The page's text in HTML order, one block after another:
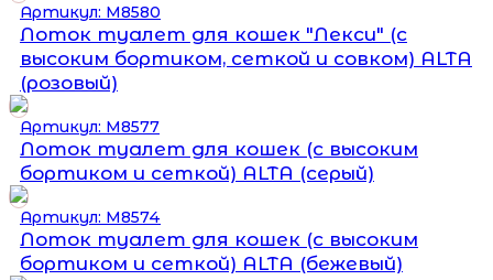
Артикул: М8580
Лоток туалет для кошек "Лекси" (c
высоким бортиком, сеткой и совком) ALTA
(розовый)
Артикул: М8577
Лоток туалет для кошек (с высоким
бортиком и сеткой) ALTA (серый)
Артикул: М8574
Лоток туалет для кошек (с высоким
бортиком и сеткой) ALTA (бежевый)